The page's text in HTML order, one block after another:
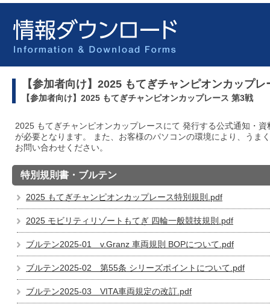
【参加者向け】2025 もてぎチャンピオンカップレ
【参加者向け】2025 もてぎチャンピオンカップレース 第3戦
2025 もてぎチャンピオンカップレースにて 発行する公式通知・
が必要となります。 また、お客様のパソコンの環境により、うま
お問い合わせください。
特別規則書・ブルテン
2025 もてぎチャンピオンカップレース特別規則.pdf
2025 モビリティリゾートもてぎ 四輪一般競技規則.pdf
ブルテン2025-01 v.Granz 車両規則 BOPについて.pdf
ブルテン2025-02 第55条 シリーズポイントについて.pdf
ブルテン2025-03 VITA車両規定の改訂.pdf